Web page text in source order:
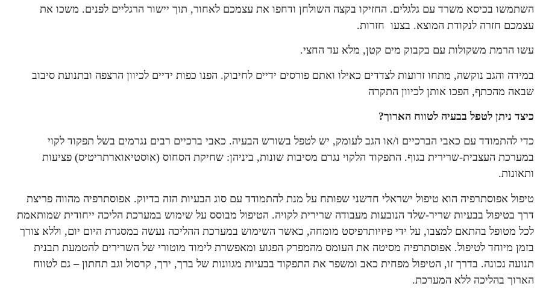
השתמשו בכיסא משרד עם גלגלים. החזיקו בקצה השולחן ודחפו את עצמכם לאחור, תוך יישור הרגליים לפנים. משכו את
עצמכם חזרה לנקודת המוצא. בצעו חזרות.
עשו הרמת משקולות עם בקבוק מים קטן, מלא עד החצי.
במידה והגב נוקשה, מתחו זרועות לצדדים כאילו ואתם פורסים ידיים לחיבוק. הפנו כפות ידיים לכיוון הרצפה ובתנועת סיבוב
שבאה מהכתף, הפכו אותן לכיוון התקרה
כיצד ניתן לטפל בבעיה לטווח הארוך?
כדי להתמודד עם כאבי הברכיים ו/או הגב לעומק, יש לטפל בשורש הבעיה. כאבי ברכיים רבים נגרמים בשל תפקוד לקוי
במערכת העצבית-שרירית בגוף. התפקוד הלקוי נגרם מסיבות שונות, ביניהן: שחיקת הסחוס (אוסטיאוארתריטיס) פציעות
ותאונות.
טיפול אפוסתרפיה הוא טיפול ישראלי חדשני שפותח על מנת להתמודד עם סוג הבעיות הזה בדיוק. אפוסתרפיה מהווה פריצת
דרך בטיפול בבעיות שריר-שלד הנובעות מעבודה שרירית לקויה. הטיפול מבוסס על שימוש במערכת הליכה ייחודית שמותאמת
לכל מטופל בהתאם למצבו, על ידי פיזיותרפיסט מומחה, כאשר השימוש במערכת ההליכה נעשה במסגרת היום יום, וללא צורך
בזמן מיוחד לטיפול. אפוסתרפיה מסיטה את העומס מהמפרק הפגוע ומאפשרת לימוד מוטורי של השרירים להטמעת תבנית
תנועה נכונה. בדרך זו, הטיפול מפחית כאב ומשפר את התפקוד בבעיות מגוונות של ברך, ירך, קרסול וגב תחתון – גם לטווח
הארוך בהליכה ללא המערכת.